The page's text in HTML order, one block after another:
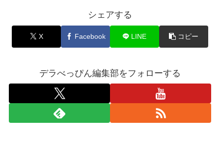
シェアする
X Facebook LINE コピー
デラべっぴん編集部をフォローする